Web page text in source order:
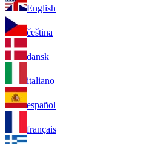
English
čeština
dansk
italiano
español
français